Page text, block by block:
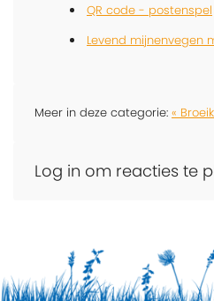
QR code - postenspel
Levend mijnenvegen
Meer in deze categorie: «
Log in om reacties te